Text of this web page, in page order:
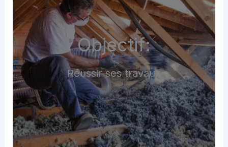
Objectif:
Réussir ses travaux